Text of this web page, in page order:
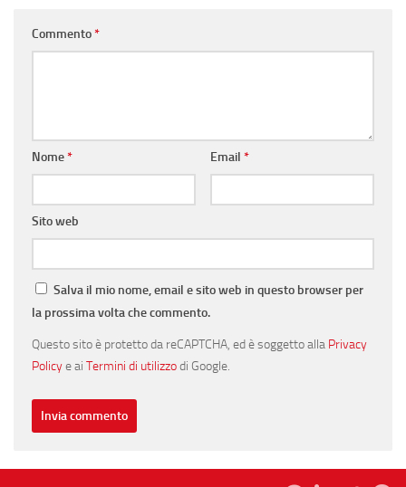
Commento*
Nome* Email *
Sito web
Salva il mio nome, email e sito web in questo browser per
la prossima volta che commento.
Questo sito è protetto da reCAPTCHA, ed è soggetto alla Privacy
Policye ai Termini di utilizzodi Google.